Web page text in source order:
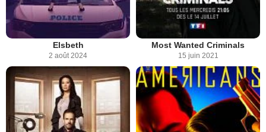
Elsbeth
2 août 2024
Most Wanted Criminals
15 juin 2021